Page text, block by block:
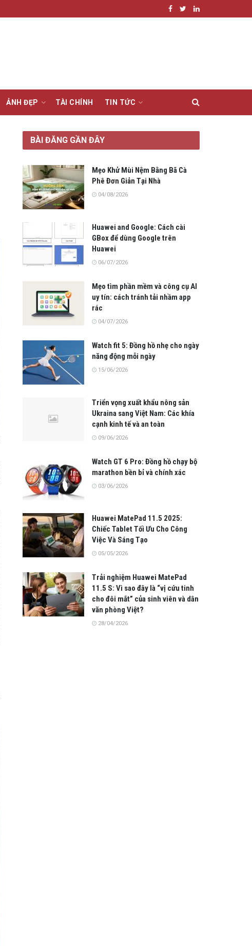
ẢNH ĐẸP TÀI CHÍNH TIN TỨC
BÀI ĐĂNG GẦN ĐÂY
Mẹo Khử Mùi Nệm Bằng Bã Cà
Phê Đơn Giản Tại Nhà
04/08/2026
Huawei and Google: Cách cài
GBox để dùng Google trên
Huawei
06/07/2026
Mẹo tìm phần mềm và công cụ AI
uy tín: cách tránh tải nhầm app
rác
04/07/2026
Watch fit 5: Đồng hồ nhẹ cho ngày
năng động mỗi ngày
15/06/2026
Triển vọng xuất khẩu nông sản
Ukraina sang Việt Nam: Các khía
cạnh kinh tế và an toàn
09/06/2026
Watch GT 6 Pro: Đồng hồ chạy bộ
marathon bền bỉ và chính xác
03/06/2026
Huawei MatePad 11.5 2025:
Chiếc Tablet Tối Ưu Cho Công
Việc Và Sáng Tạo
05/05/2026
Trải nghiệm Huawei MatePad
11.5 S: Vì sao đây là “vị cứu tinh
cho đôi mắt” của sinh viên và dân
văn phòng Việt?
28/04/2026